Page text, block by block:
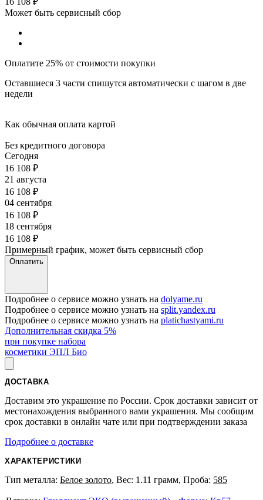
Может быть сервисный сбор
Оплатите 25% от стоимости покупки
Оставшиеся 3 части спишутся автоматически с шагом в две
недели
Как обычная оплата картой
Без кредитного договора
Сегодня
16 108 ₽
21 августа
16 108 ₽
04 сентября
16 108 ₽
18 сентября
16 108 ₽
Примерный график, может быть сервисный сбор
Оплатить
Подробнее о сервисе можно узнать на dolyame.ru
Подробнее о сервисе можно узнать на split.yandex.ru
Подробнее о сервисе можно узнать на platichastyami.ru
Дополнительная скидка 5%
при покупке набора
косметики ЭПЛ Био
ДОСТАВКА
Доставим это украшение по России. Срок доставки зависит от
местонахождения выбранного вами украшения. Мы сообщим
срок доставки в онлайн чате или при подтверждении заказа
Подробнее о доставке
ХАРАКТЕРИСТИКИ
Тип металла: Белое золото, Вес: 1.11 грамм, Проба: 585